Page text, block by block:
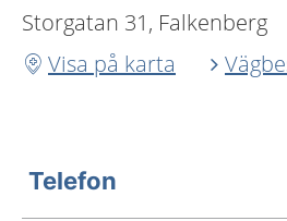
Storgatan 31, Falkenberg
Visa på karta
Telefon